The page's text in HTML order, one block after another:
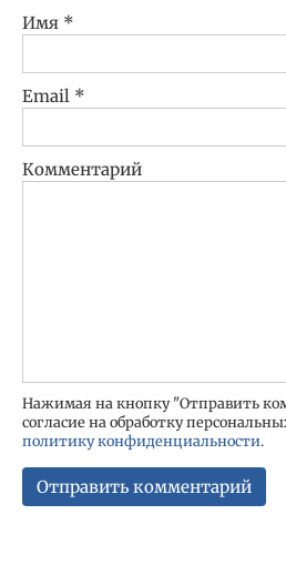
Имя *
Email *
Комментарий
Нажимая на кнопку "Отправить
согласие на обработку
политику конфиденциальности.